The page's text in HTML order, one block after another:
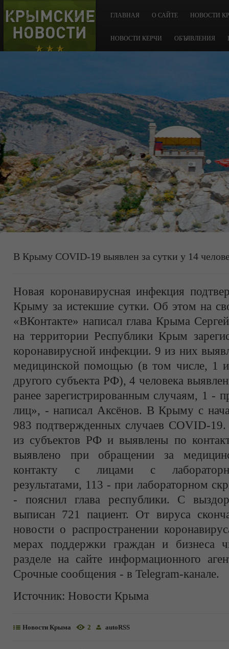
КРЫМСКИЕ
НОВОСТИ
ГЛАВНАЯ О САЙТЕ НОВОСТИ
НОВОСТИ КЕРЧИ ОБЪЯВЛЕНИЯ
В Крыму COVID-19 выявлен за сутки у 14
Новая коронавирусная инфекция
Крыму за истекшие сутки. Об этом на
«ВКонтакте» написал глава Крыма
на территории Республики Крым
коронавирусной инфекции. 9 из них
медицинской помощью (в том числе, 1
другого субъекта РФ), 4 человека
ранее зарегистрированным случаям, 1 -
лиц», - написал Аксёнов. В Крыму с
983 подтвержденных случаев COVID-19.
из субъектов РФ и выявлены по
выявлено при обращении за
контакту с лицами с
результатами, 113 - при лабораторном
- пояснил глава республики. С
выписан 721 пациент. От вируса
новости о распространении
мерах поддержки граждан и бизнеса
разделе на сайте информационного
Срочные сообщения - в Telegram-канале.
Источник: Новости Крыма
Новости Крыма 2 autoRSS